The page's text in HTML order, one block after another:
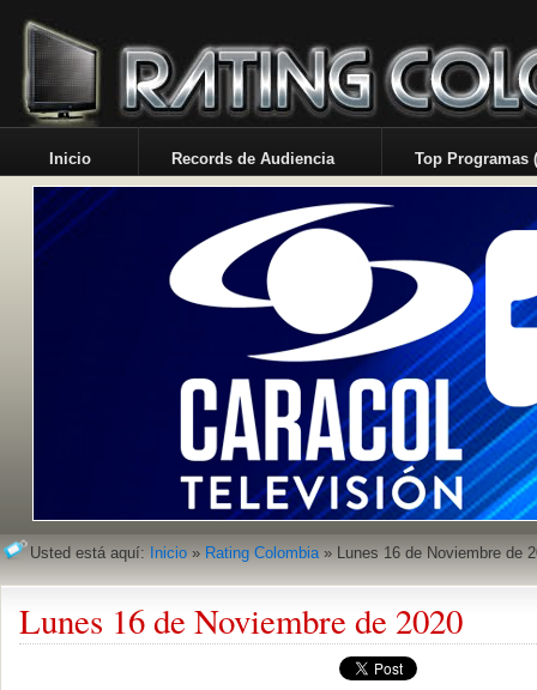
Inicio Records de Audiencia Top Programas
Usted está aquí: Inicio » Rating Colombia» Lunes 16 de Noviembre de
Lunes 16 de Noviembre de 2020